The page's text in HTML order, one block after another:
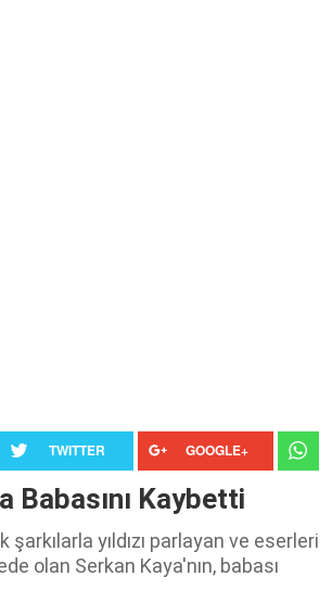
TWITTER GOOGLE+
Babasını Kaybetti
yıldızı parlayan ve eserleri
olan Serkan Kaya'nın, babası